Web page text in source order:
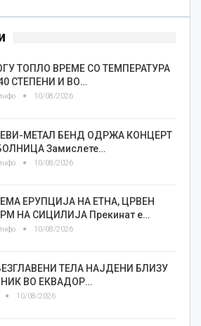
ТОПЛО ВРЕМЕ СО ТЕМПЕРАТУРА
СТЕПЕНИ И ВО…
10/08/2026
МЕТАЛ БЕНД ОДРЖА КОНЦЕРТ
Замислете…
10/08/2026
ЕРУПЦИЈА НА ЕТНА, ЦРВЕН
НА СИЦИЛИЈА Прекинат е…
10/08/2026
ТЕЛА НАЈДЕНИ БЛИЗУ
ВО ЕКВАДОР…
10/08/2026